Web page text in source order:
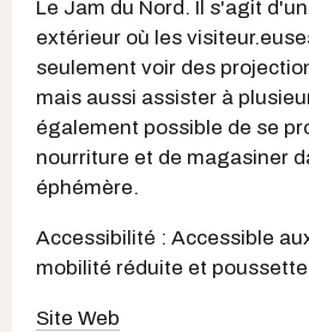
Le Jam du Nord. Il s'agit
extérieur où les
seulement voir des
mais aussi assister à
également possible de se
nourriture et de magasiner
éphémère.
Accessibilité : Accessible
mobilité réduite et
Site Web